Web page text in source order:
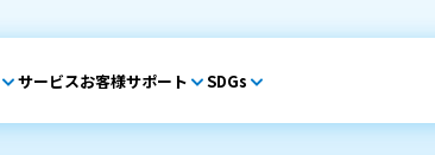
サービスお客様サポート SDGs